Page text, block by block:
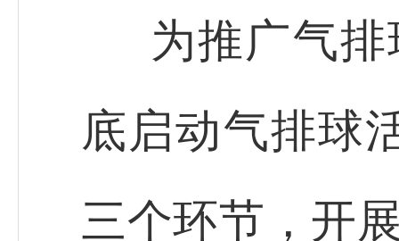
为推广气
底启动气排球
三个环节，开